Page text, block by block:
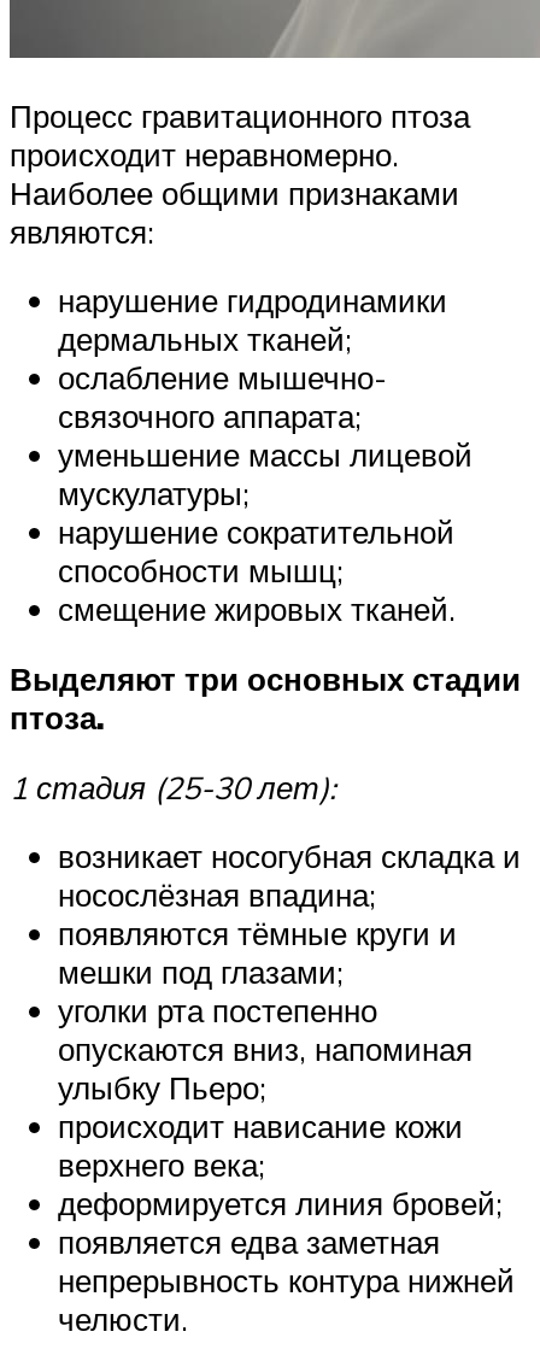
Процесс гравитационного птоза
происходит неравномерно.
Наиболее общими признаками
являются:
нарушение гидродинамики
дермальных тканей;
ослабление мышечно-
связочного аппарата;
уменьшение массы лицевой
мускулатуры;
нарушение сократительной
способности мышц;
смещение жировых тканей.
Выделяют три основных стадии
птоза.
1 стадия (25-30 лет):
возникает носогубная складка и
носослёзная впадина;
появляются тёмные круги и
мешки под глазами;
уголки рта постепенно
опускаются вниз, напоминая
улыбку Пьеро;
происходит нависание кожи
верхнего века;
деформируется линия бровей;
появляется едва заметная
непрерывность контура нижней
челюсти.